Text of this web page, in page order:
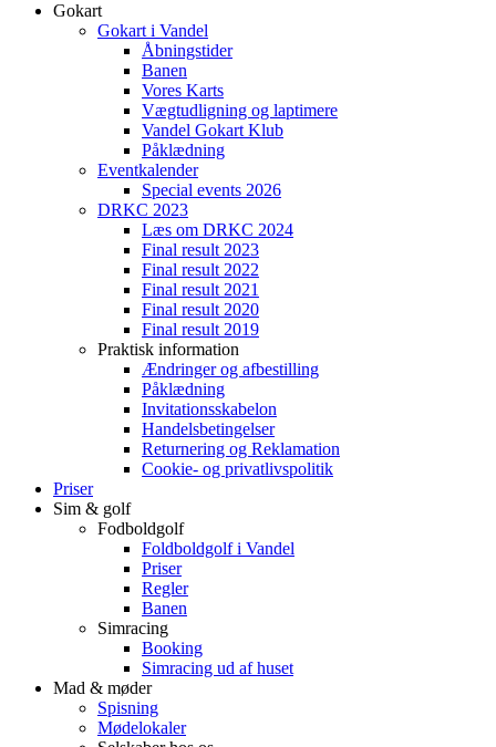
Gokart
Gokart i Vandel
Åbningstider
Banen
Vores Karts
Vægtudligning og laptimere
Vandel Gokart Klub
Påklædning
Eventkalender
Special events 2026
DRKC 2023
Læs om DRKC 2024
Final result 2023
Final result 2022
Final result 2021
Final result 2020
Final result 2019
Praktisk information
Ændringer og afbestilling
Påklædning
Invitationsskabelon
Handelsbetingelser
Returnering og Reklamation
Cookie- og privatlivspolitik
Priser
Sim & golf
Fodboldgolf
Foldboldgolf i Vandel
Priser
Regler
Banen
Simracing
Booking
Simracing ud af huset
Mad & møder
Spisning
Mødelokaler